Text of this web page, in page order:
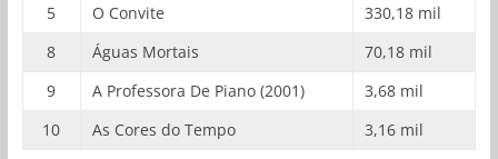
5 O Convite
330,18 mil
8
Águas Mortais
70,18 mil
9
A Professora De Piano (2001)
3,68 mil
10
As Cores do Tempo 3,16 mil